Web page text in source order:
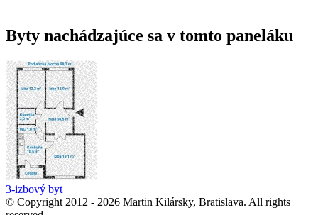
Byty nachádzajúce sa v tomto paneláku
3-izbový byt
© Copyright 2012 - 2026 Martin Kilársky, Bratislava. All rights